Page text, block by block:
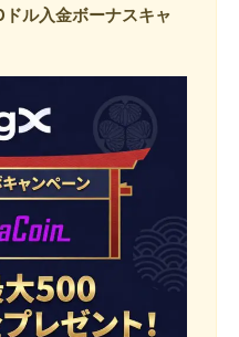
ル入金ボーナスキャ